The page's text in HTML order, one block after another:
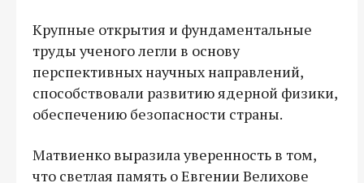
Крупные открытия и фундаментальные
труды ученого легли в основу
перспективных научных направлений,
способствовали развитию ядерной физики,
обеспечению безопасности страны.
Матвиенко выразила уверенность в том,
что светлая память о Евгении Велихове